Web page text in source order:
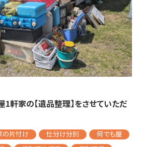
家の【遺品整理】をさせていただ
の片付け 仕分け分別
何でも屋